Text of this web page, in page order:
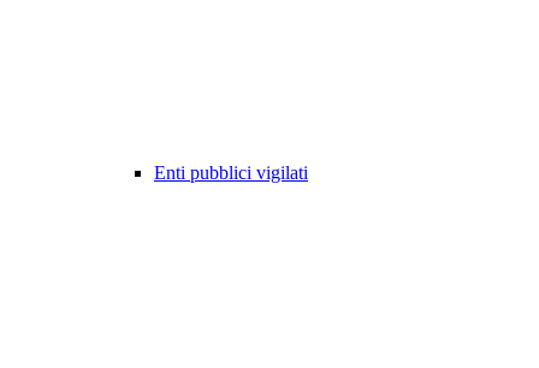
Enti pubblici vigilati